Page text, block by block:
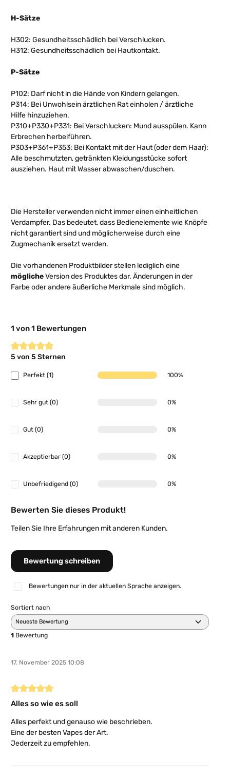
H-Sätze
H302: Gesundheitsschädlich bei Verschlucken.
H312: Gesundheitsschädlich bei Hautkontakt.
P-Sätze
P102: Darf nicht in die Hände von Kindern gelangen.
P314: Bei Unwohlsein ärztlichen Rat einholen / ärztliche
Hilfe hinzuziehen.
P310+P330+P331: Bei Verschlucken: Mund ausspülen. Kann
Erbrechen herbeiführen.
P303+P361+P353: Bei Kontakt mit der Haut (oder dem Haar):
Alle beschmutzten, getränkten Kleidungsstücke sofort
ausziehen. Haut mit Wasser abwaschen/duschen.
Die Hersteller verwenden nicht immer einen einheitlichen
Verdampfer. Das bedeutet, dass Bedienelemente wie Knöpfe
nicht garantiert sind und möglicherweise durch eine
Zugmechanik ersetzt werden.
Die vorhandenen Produktbilder stellen lediglich eine
möglicheVersion des Produktes dar. Änderungen in der
Farbe oder andere äußerliche Merkmale sind möglich.
1 von 1 Bewertungen
Durchschnittliche Bewertung von 5 von 5 Sternen
5 von 5 Sternen
Perfekt (1) 100%
Sehr gut (0) 0%
Gut (0) 0%
Akzeptierbar (0) 0%
Unbefriedigend (0) 0%
Bewerten Sie dieses Produkt!
Teilen Sie Ihre Erfahrungen mit anderen Kunden.
Bewertung schreiben
Bewertungen nur in der aktuellen Sprache anzeigen.
Sortiert nach
1 Bewertung
17. November 2025 10:08
Bewertung mit 5 von 5 Sternen
Alles so wie es soll
Alles perfekt und genauso wie beschrieben.
Eine der besten Vapes der Art.
Jederzeit zu empfehlen.